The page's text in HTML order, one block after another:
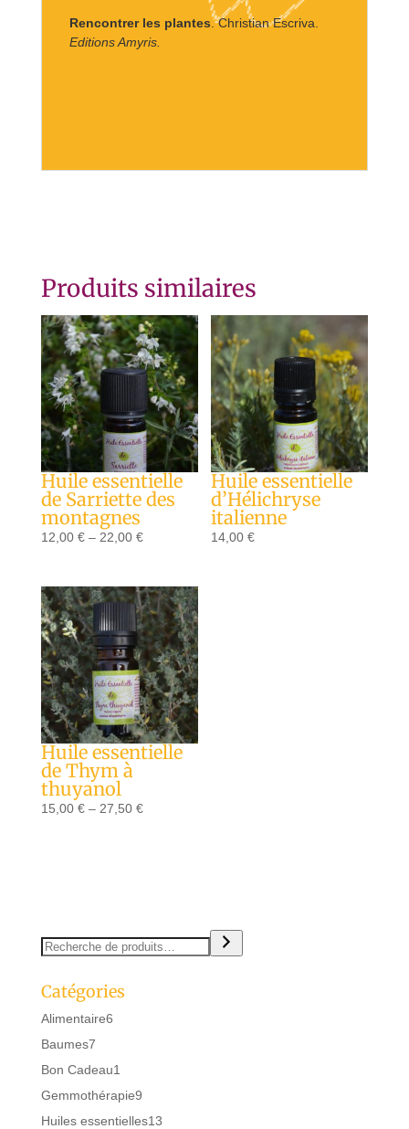
Rencontrer les plantes. Christian Escriva.
Editions Amyris.
Produits similaires
Huile essentielle
de Sarriette des
montagnes
12,00 €– 22,00 €
Huile essentielle
d’Hélichryse
italienne
14,00€
Huile essentielle
de Thym à
thuyanol
15,00 €– 27,50 €
Catégories
Alimentaire66
Baumes77
produits
Bon Cadeau1
produit
Gemmothérapie99
produits
Huiles essentielles1313